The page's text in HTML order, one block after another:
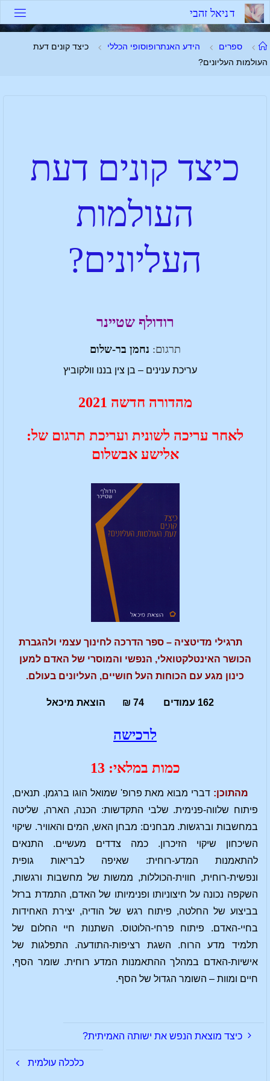
דניאל זהבי
ספרים הידע האנתרופוסופי הכללי
כיצד קונים דעת
העולמות העליונים?
כיצד קונים דעת
העולמות
העליונים?
רודולף שטיינר
תרגום: נחמן בר-שלום
עריכת ענינים – בן צין בננו וולקוביץ
מהדורה חדשה 2021
לאחר עריכה לשונית ועריכת תרגום של:
אלישע אבשלום
תרגילי מדיטציה – ספר הדרכה לחינוך עצמי ולהגברת
הכושר האינטלקטואלי, הנפשי והמוסרי של האדם למען
כינון מגע עם הכוחות העל חושיים, העליונים בעולם.
162 עמודים 74 ₪ הוצאת מיכאל
לרכישה
כמות במלאי: 13
מהתוכן: דברי מבוא מאת פרופ' שמואל הוגו ברגמן. תנאים,
פיתוח שלווה-פנימית. שלבי התקדשות: הכנה, הארה, שליטה
במחשבות וברגשות. מבחנים: מבחן האש, המים והאוויר. שיקוי
השיכחון שיקוי הזיכרון. כמה צדדים מעשיים. התנאים
להתאמנות המדע-רוחית: שאיפה לבריאות גופית
ונפשית-רוחית, חווית-הכוללות, ממשות של מחשבות ורגשות,
השקפה נכונה על חיצוניותו ופנימיותו של האדם, התמדת ברזל
בביצוע של החלטה, פיתוח רגש של הודיה, יצירת האחידות
בחיי-האדם. פיתוח פרחי-הלוטוס. השתנות חיי החלום של
תלמיד מדע הרוח. השגת רציפות-התודעה. התפלגות של
אישיות-האדם במהלך ההתאמנות המדע רוחית. שומר הסף,
חיים ומוות – השומר הגדול של הסף.
כיצד מוצאת הנפש את ישותה האמיתית?
כלכלה עולמית